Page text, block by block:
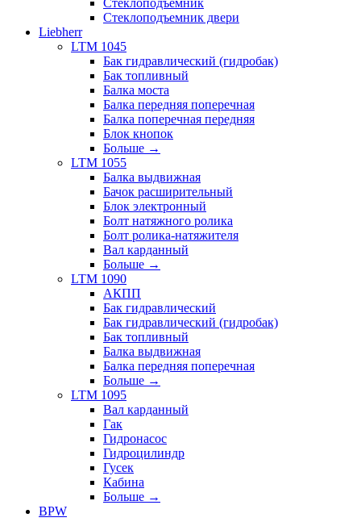
Стеклоподъемник
Стеклоподъемник двери
Liebherr
LTM 1045
Бак гидравлический (гидробак)
Бак топливный
Балка моста
Балка передняя поперечная
Балка поперечная передняя
Блок кнопок
Больше →
LTM 1055
Балка выдвижная
Бачок расширительный
Блок электронный
Болт натяжного ролика
Болт ролика-натяжителя
Вал карданный
Больше →
LTM 1090
АКПП
Бак гидравлический
Бак гидравлический (гидробак)
Бак топливный
Балка выдвижная
Балка передняя поперечная
Больше →
LTM 1095
Вал карданный
Гак
Гидронасос
Гидроцилиндр
Гусек
Кабина
Больше →
BPW